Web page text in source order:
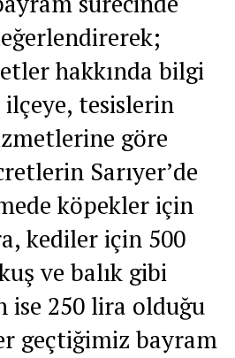
hakkında bilgi
tesislerin
göre
Sarıyer’de
köpekler için
kediler için 500
ve balık gibi
ise 250 lira olduğu
geçtiğimiz bayram